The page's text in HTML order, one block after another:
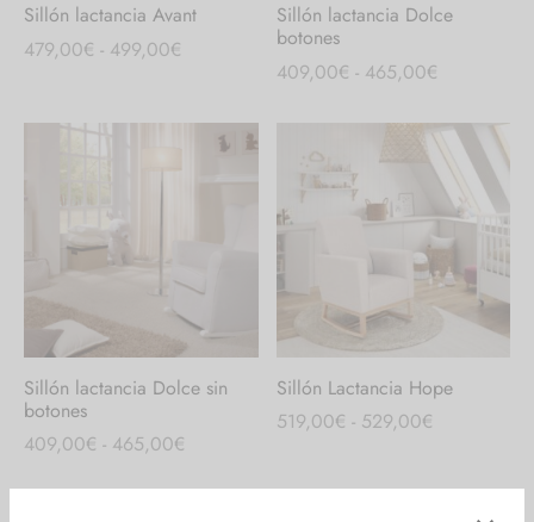
Sillón lactancia Avant
479,00€ - 499,00€
desde
479,00€
Sillón lactancia Dolce
botones
409,00€ - 465,00€Rango
precios:
desde
409,00€
hasta
465,00€
Sillón lactancia Dolce sin
botones
409,00€ - 465,00€
Sillón Lactancia Hope
519,00€ - 529,00€Rango